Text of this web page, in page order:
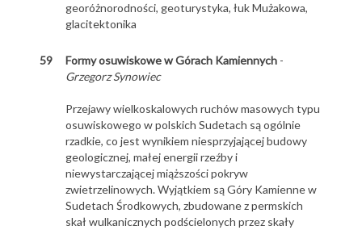
georóżnorodności, geoturystyka, łuk Mużakowa,
glacitektonika
59 Formy osuwiskowe w Górach Kamiennych-
Grzegorz Synowiec
Przejawy wielkoskalowych ruchów masowych typu
osuwiskowego w polskich Sudetach są ogólnie
rzadkie, co jest wynikiem niesprzyjającej budowy
geologicznej, małej energii rzeźby i
niewystarczającej miąższości pokryw
zwietrzelinowych. Wyjątkiem są Góry Kamienne w
Sudetach Środkowych, zbudowane z permskich
skał wulkanicznych podścielonych przez skały